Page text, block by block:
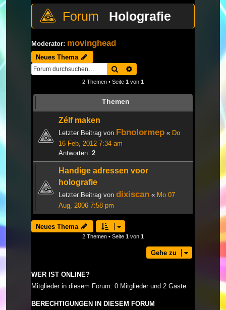
Holografie
Moderator: movinghead
Neues Thema
Suche
2 Themen • Seite 1 von 1
Themen
Zélf maken
Letzter Beitrag von Fbnolormep « Do
16 Feb, 2012 7:34 am
Antworten: 2
Handige adressen voor
holografie
Letzter Beitrag von dixiscan « Mo 07
Aug, 2006 7:58 pm
Neues Thema
2 Themen • Seite 1 von 1
Gehe zu
WER IST ONLINE?
Mitglieder in diesem Forum: 0 Mitglieder und 2 Gäste
BERECHTIGUNGEN IN DIESEM FORUM